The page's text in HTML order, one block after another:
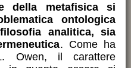
della metafisica si
ontologica
analitica, sia
. Come ha
Owen, il carattere